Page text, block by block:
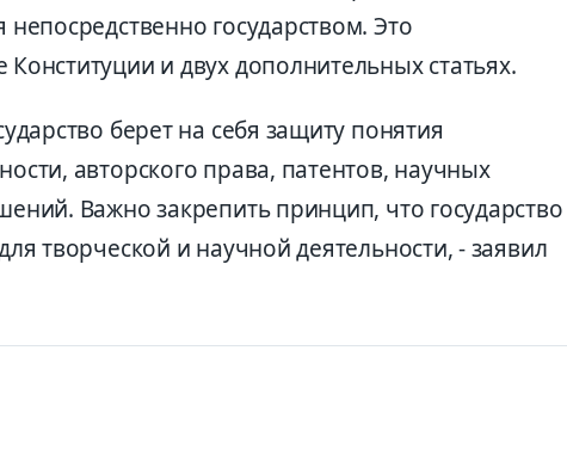
непосредственно государством. Это
и двух дополнительных статьях.
берет на себя защиту понятия
авторского права, патентов, научных
Важно закрепить принцип, что государство
творческой и научной деятельности, - заявил